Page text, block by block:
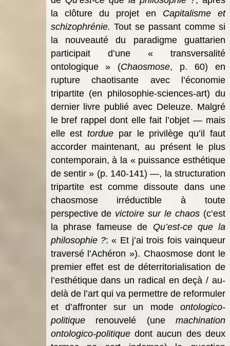
la clôture du projet en Capitalisme et
schizophrénie. Tout se passant comme si
la nouveauté du paradigme guattarien
participait d’une « transversalité
ontologique » (Chaosmose, p. 60) en
rupture chaotisante avec l’économie
tripartite (en philosophie-sciences-art) du
dernier livre publié avec Deleuze. Malgré
le bref rappel dont elle fait l’objet — mais
elle esttordue par le privilège qu’il faut
accorder maintenant, au présent le plus
contemporain, à la « puissance esthétique
de sentir » (p. 140-141) —, la structuration
tripartite est comme dissoute dans une
chaosmose irréductible à toute
perspective de victoire sur le chaos (c’est
la phrase fameuse de Qu’est-ce que la
philosophie ?: « Et j’ai trois fois vainqueur
traversé l’Achéron »). Chaosmose dont le
premier effet est de déterritorialisation de
l’esthétique dans un radical en deçà / au-
delà de l’art qui va permettre de reformuler
et d’affronter sur un modeontologico-
politiquerenouvelé (unemachination
ontologico-politique dont aucun des deux